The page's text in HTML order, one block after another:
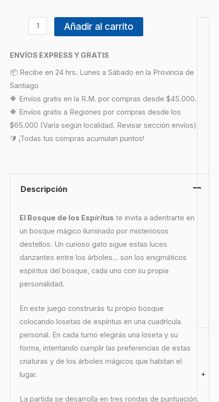
+
Añadir al carrito
ENVÍOS EXPRESS Y GRATIS
📦 Recibe en 24 hrs. Lunes a Sábado en la Provincia de
Santiago
🔶 Envíos gratis en la R.M. por compras desde $45.000.
🔶 Envíos gratis a Regiones por compras desde los
$65.000 (Varía según localidad. Revisar sección envíos)
🔰 ¡Todas tus compras acumulan puntos!
Descripción
El Bosque de los Espíritus te invita a adentrarte en
un bosque mágico iluminado por misteriosos
destellos. Un curioso gato sigue estas luces
danzantes entre los árboles… son los enigmáticos
espíritus del bosque, cada uno con su propia
personalidad.
En este juego construirás tu propio bosque
colocando losetas de espíritus en una cuadrícula
personal. En cada turno elegirás una loseta y su
forma, intentando cumplir las preferencias de estas
criaturas y de los árboles mágicos que habitan el
lugar.
La partida se desarrolla en tres rondas de puntuación,